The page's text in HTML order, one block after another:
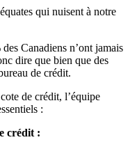
qui nuisent à notre
Canadiens n’ont jamais
dire que bien que des
de crédit.
de crédit, l’équipe
:
crédit :